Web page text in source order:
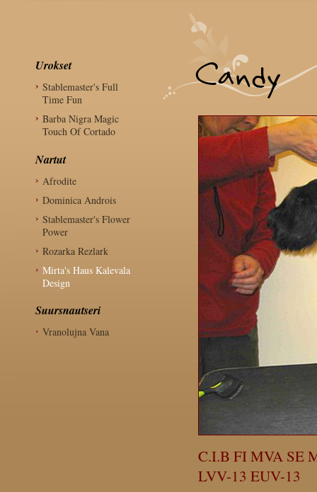
Urokset
Stablemaster's Full
Time Fun
Barba Nigra Magic
Touch Of Cortado
Nartut
Afrodite
Dominica Androis
Stablemaster's Flower
Power
Rozarka Rezlark
Mirta's Haus Kalevala
Design
Suursnautseri
Vranolujna Vana
Candy
C.I.B FI MVA SE
LVV-13 EUV-13